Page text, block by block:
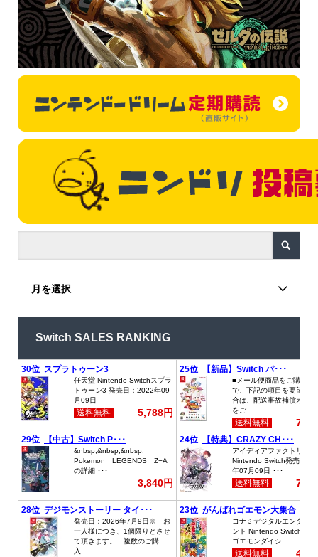
月を選択
Switch SALES RANKING